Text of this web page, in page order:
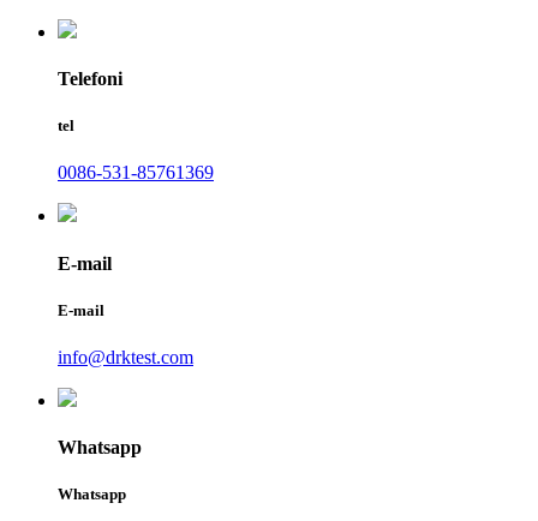
Telefoni
tel
0086-531-85761369
E-mail
E-mail
info@drktest.com
Whatsapp
Whatsapp